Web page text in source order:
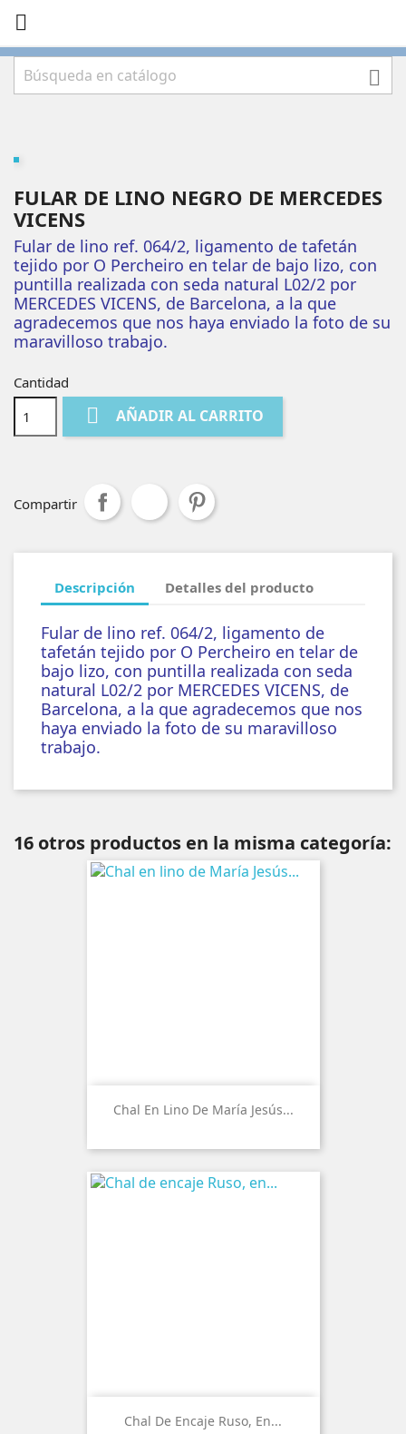


FULAR DE LINO NEGRO DE MERCEDES
VICENS
Fular de lino ref. 064/2, ligamento de tafetán
tejido por O Percheiro en telar de bajo lizo, con
puntilla realizada con seda natural L02/2 por
MERCEDES VICENS, de Barcelona, a la que
agradecemos que nos haya enviado la foto de su
maravilloso trabajo.
Cantidad
 AÑADIR AL CARRITO
Compartir
Descripción Detalles del producto
Fular de lino ref. 064/2, ligamento de
tafetán tejido por O Percheiro en telar de
bajo lizo, con puntilla realizada con seda
natural L02/2 por MERCEDES VICENS, de
Barcelona, a la que agradecemos que nos
haya enviado la foto de su maravilloso
trabajo.
16 otros productos en la misma categoría:
Chal En Lino De María Jesús...
Chal De Encaje Ruso, En...